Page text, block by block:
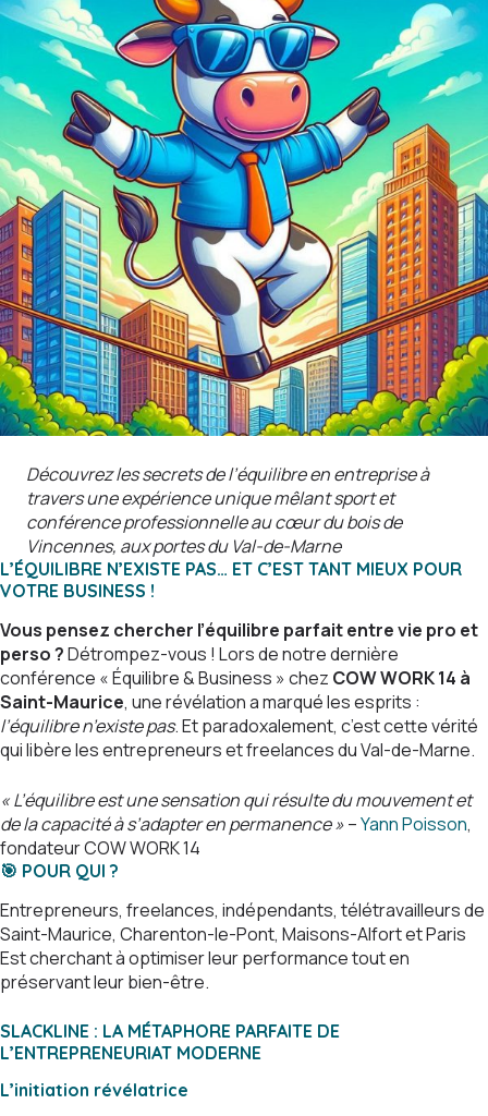
Découvrez les secrets de l’équilibre en entreprise à
travers une expérience unique mêlant sport et
conférence professionnelle au cœur du bois de
Vincennes, aux portes du Val-de-Marne
L’ÉQUILIBRE N’EXISTE PAS… ET C’EST TANT MIEUX POUR
VOTRE BUSINESS !
Vous pensez chercher l’équilibre parfait entre vie pro et
perso ?Détrompez-vous ! Lors de notre dernière
conférence « Équilibre & Business » chez COW WORK 14 à
Saint-Maurice, une révélation a marqué les esprits :
l’équilibre n’existe pas. Et paradoxalement, c’est cette vérité
qui libère les entrepreneurs et freelances du Val-de-Marne.
« L’équilibre est une sensation qui résulte du mouvement et
de la capacité à s’adapter en permanence »–Yann Poisson,
fondateur COW WORK 14
🎯 POUR QUI ?
Entrepreneurs, freelances, indépendants, télétravailleurs de
Saint-Maurice, Charenton-le-Pont, Maisons-Alfort et Paris
Est cherchant à optimiser leur performance tout en
préservant leur bien-être.
SLACKLINE : LA MÉTAPHORE PARFAITE DE
L’ENTREPRENEURIAT MODERNE
L’initiation révélatrice